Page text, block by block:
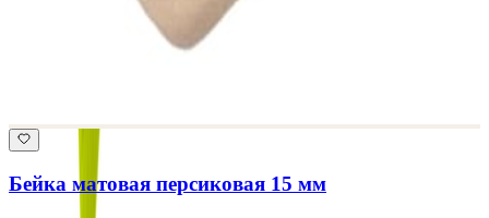
Бейка матовая персиковая 15 мм